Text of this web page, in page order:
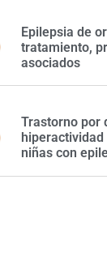
Epilepsia de
tratamiento,
asociados
Trastorno por
niñas con